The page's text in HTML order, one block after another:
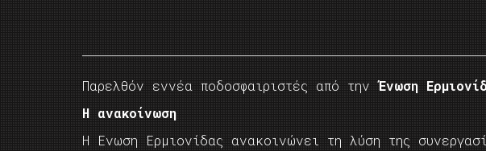
Παρελθόν εννέα ποδοσφαιριστές από τηνΈνωση
Η ανακοίνωση
Η Ενωση Ερμιονίδας ανακοινώνει τη λύση της